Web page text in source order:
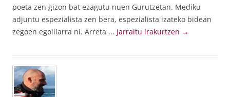
poeta zen gizon bat ezagutu nuen Gurutzetan. Mediku
adjuntu espezialista zen bera, espezialista izateko bidean
zegoen egoiliarra ni. Arreta ... Jarraitu irakurtzen →